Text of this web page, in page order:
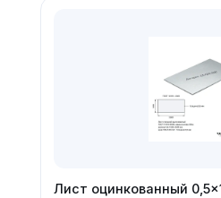
Лист оцинкованный